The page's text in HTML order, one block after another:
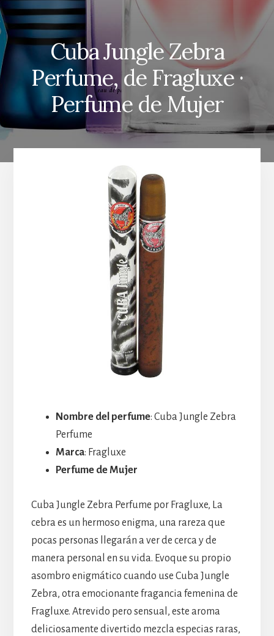
Cuba Jungle Zebra
Perfume, de Fragluxe ·
Perfume de Mujer
Nombre del perfume: Cuba Jungle Zebra
Perfume
Marca: Fragluxe
Perfume de Mujer
Cuba Jungle Zebra Perfume por Fragluxe, La
cebra es un hermoso enigma, una rareza que
pocas personas llegarán a ver de cerca y de
manera personal en su vida. Evoque su propio
asombro enigmático cuando use Cuba Jungle
Zebra, otra emocionante fragancia femenina de
Fragluxe. Atrevido pero sensual, este aroma
deliciosamente divertido mezcla especias raras,